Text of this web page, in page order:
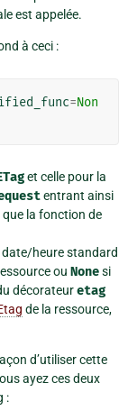
est appelée.
à ceci :
=Non
et celle pour la
entrant ainsi
que la fonction de
heure standard
ou Nonesi
décorateuretag
de la ressource,
d’utiliser cette
ayez ces deux
: